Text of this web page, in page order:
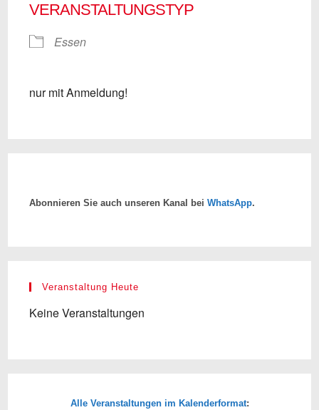
VERANSTALTUNGSTYP
Essen
nur mit Anmeldung!
Abonnieren Sie auch unseren Kanal beiWhatsApp.
Veranstaltung Heute
Keine Veranstaltungen
Alle Veranstaltungen im Kalenderformat: